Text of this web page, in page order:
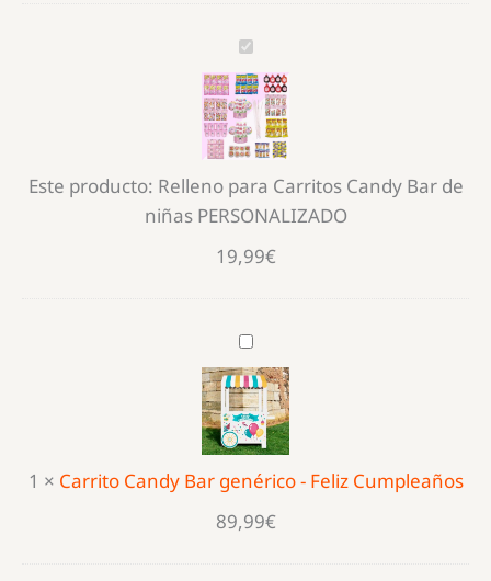
Relleno
para
Carritos
Candy
Bar
de
niñas
PERSONALIZADO
Este producto: Relleno para Carritos Candy Bar de
niñas PERSONALIZADO
19,99€
Carrito
Candy
Bar
genérico
-
Feliz
Cumpleaños
1 × Carrito Candy Bar genérico - Feliz Cumpleaños
89,99€